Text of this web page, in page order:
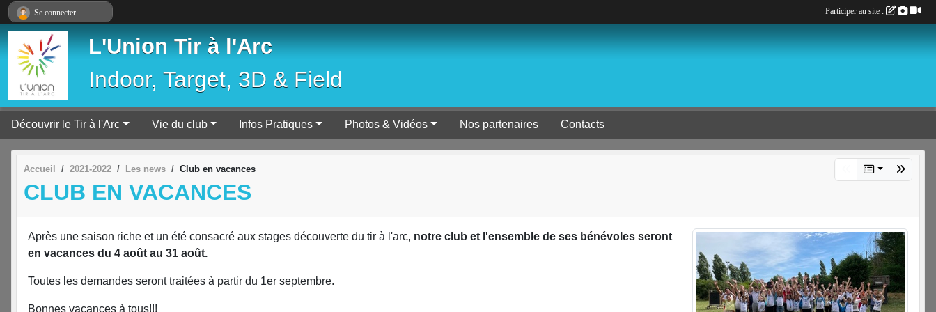
L'Union Tir à l'Arc
Indoor, Target, 3D & Field
Découvrir le Tir à l'Arc Vie du club Infos Pratiques Photos & Vidéos Nos partenaires Contacts
Accueil 2021-2022 Les news Club en vacances
CLUB EN VACANCES
Après une saison riche et un été consacré aux stages découverte du tir à l'arc, notre club et l'ensemble de ses bénévoles seront
en vacances du 4 août au 31 août.
Toutes les demandes seront traitées à partir du 1er septembre.
Bonnes vacances à tous!!!
Se connecter Participer au site :
Panneau de gestion des cookies